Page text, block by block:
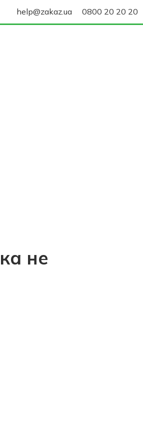
help@zakaz.ua 0800 20 20 20
не